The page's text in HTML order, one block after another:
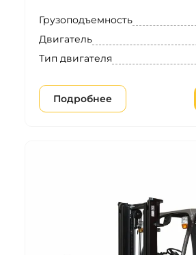
Грузоподъемность
Двигатель
Тип двигателя
Подробнее